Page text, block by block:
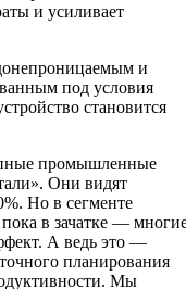
и усиливает
и
под условия
становится
промышленные
Они видят
Но в сегменте
в зачатке —
А ведь это —
планирования
Мы